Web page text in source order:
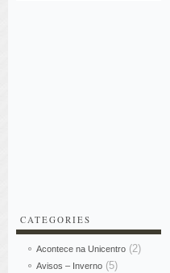
CATEGORIES
Acontece na Unicentro (2)
Avisos – Inverno (5)